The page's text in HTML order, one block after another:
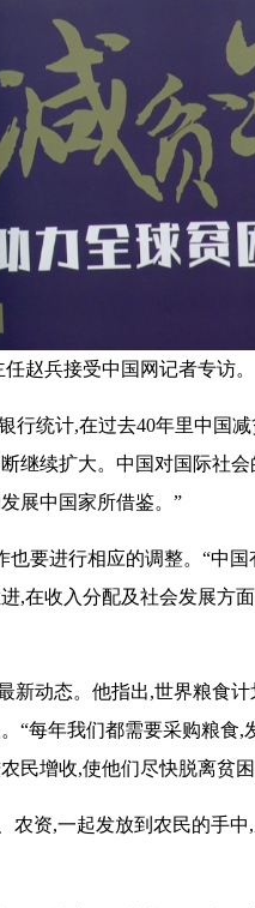
赵兵接受中国网记者专访。
行统计,在过去40年里中国
继续扩大。中国对国际社
展中国家所借鉴。”
要进行相应的调整。“中国
,在收入分配及社会发展方
动态。他指出,世界粮食
“每年我们都需要采购粮食
民增收,使他们尽快脱离贫
资,一起发放到农民的手